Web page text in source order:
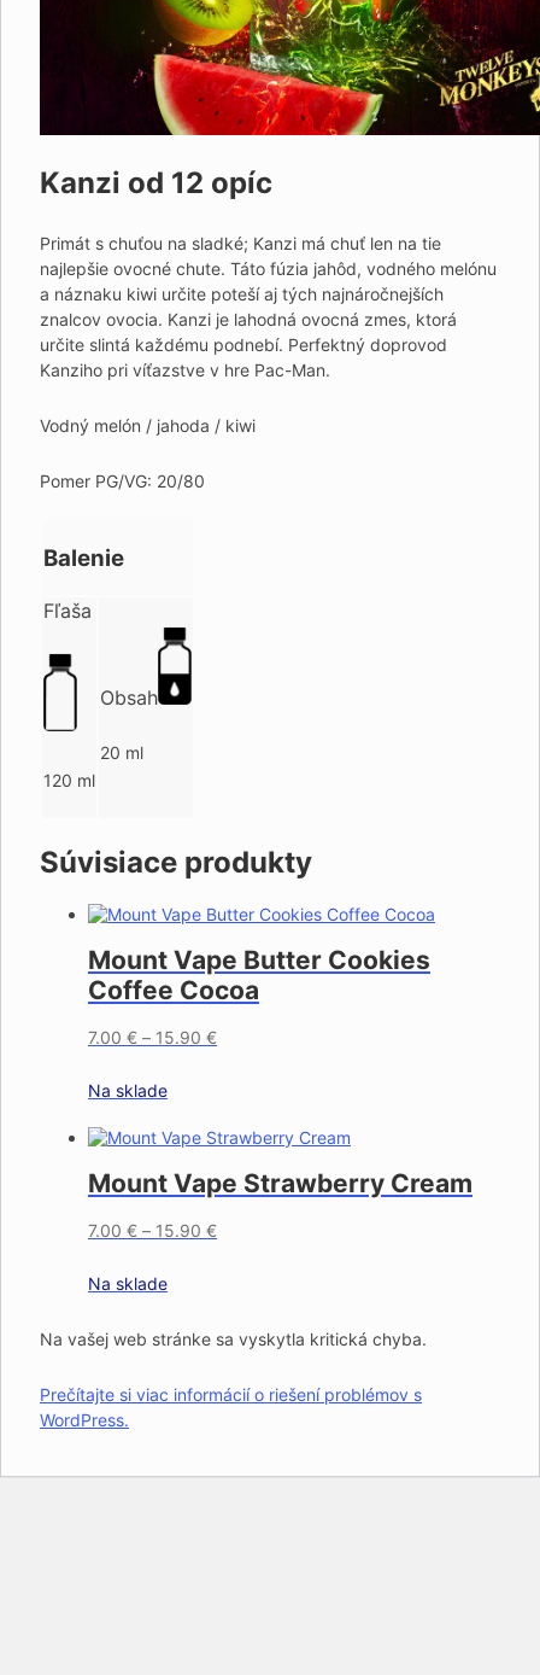
Kanzi od 12 opíc
Primát s chuťou na sladké; Kanzi má chuť len na tie
najlepšie ovocné chute. Táto fúzia jahôd, vodného melónu
a náznaku kiwi určite poteší aj tých najnáročnejších
znalcov ovocia. Kanzi je lahodná ovocná zmes, ktorá
určite slintá každému podnebí. Perfektný doprovod
Kanziho pri víťazstve v hre Pac-Man.
Vodný melón / jahoda / kiwi
Pomer PG/VG: 20/80
Balenie
Fľaša
120 ml
Obsah
20 ml
Súvisiace produkty
Mount Vape Butter Cookies
Coffee Cocoa
7.00 € – 15.90 €
Na sklade
Mount Vape Strawberry Cream
7.00 € – 15.90 €
Na sklade
Na vašej web stránke sa vyskytla kritická chyba.
Prečítajte si viac informácií o riešení problémov s
WordPress.